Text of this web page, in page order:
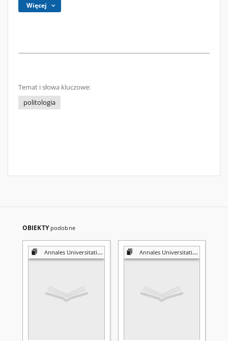
Więcej
Temat i słowa kluczowe:
politologia
OBIEKTY podobne
Annales Universitatis Mariae Curie-Skłodowska. Sectio K, Politologia Annales Universitatis Mariae Curie-Skłodowska. Sectio K, Politologia